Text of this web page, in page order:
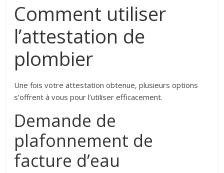
Comment utiliser
l’attestation de
plombier
Une fois votre attestation obtenue, plusieurs options
s’offrent à vous pour l’utiliser efficacement.
Demande de
plafonnement de
facture d’eau